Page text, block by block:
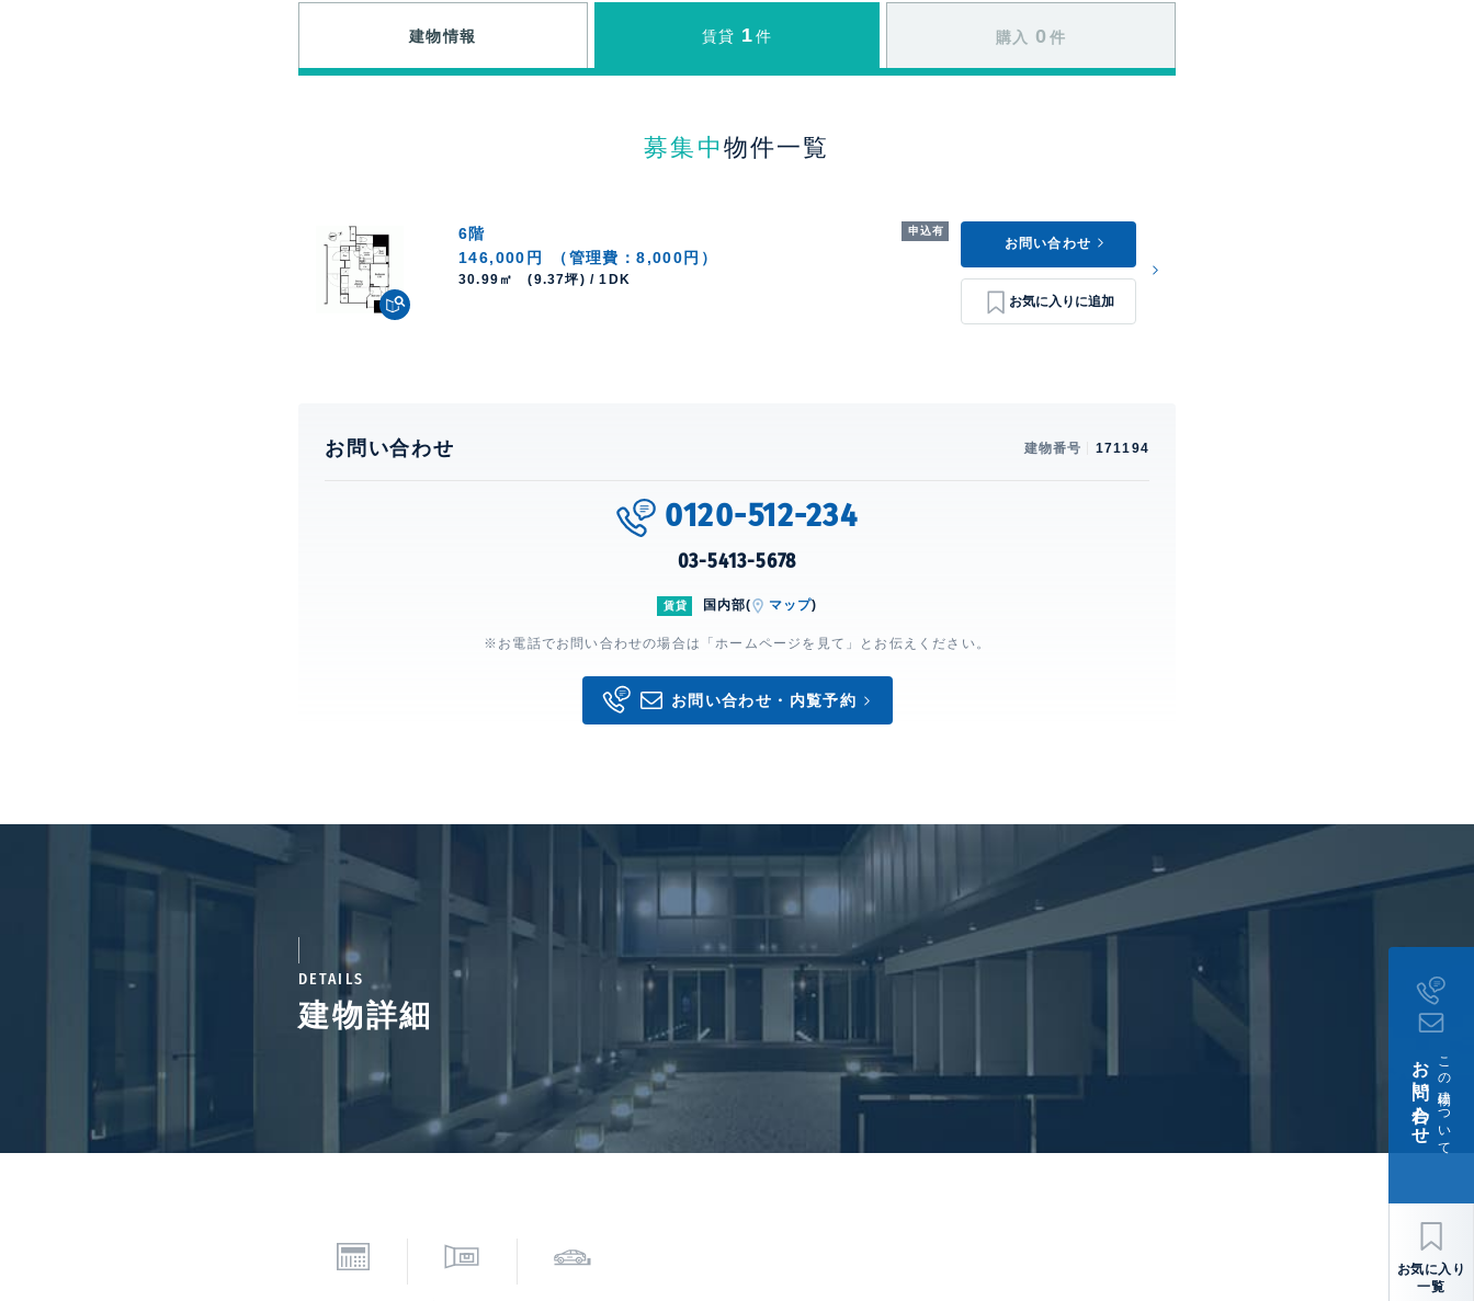
建物情報 賃貸 1 件 購入 0 件
募集中 物件一覧
申込有
6階
146,000円
（管理費：8,000円）
30.99㎡ (9.37坪) / 1DK
お問い合わせ
お問い合わせ 建物番号 171194
0120-512-234
03-5413-5678
賃貸 国内部( マップ)
※お電話でお問い合わせの場合は「ホームページを見て」とお伝えください。
お問い合わせ・内覧予約
DETAILS
建物詳細
この建物について
お問い合わせ